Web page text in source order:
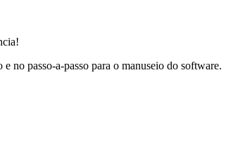
no passo-a-passo para o manuseio do software.